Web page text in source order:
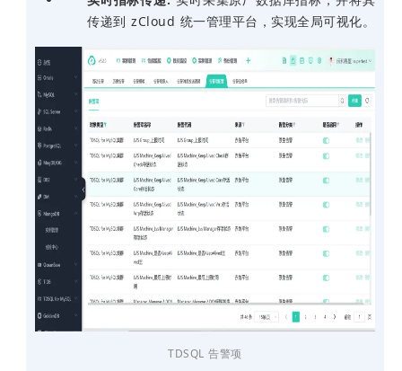
传递到 zCloud 统一管理平台，实现全局可视化。
TDSQL 告警项